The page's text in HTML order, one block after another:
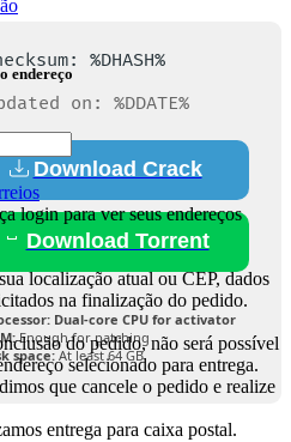
endereço
login para ver seus endereços
localização atual ou CEP, dados
na finalização do pedido.
do pedido, não será possível
selecionado para entrega.
que cancele o pedido e realize
entrega para caixa postal.
%DHASH%
on: %DDATE%
Download Crack
Download Torrent
Dual-core CPU for activator
Enough for patching
space:At least 64 GB